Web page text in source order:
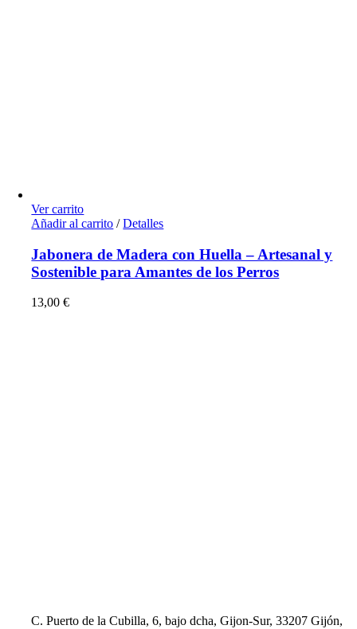
Ver carrito
Añadir al carrito / Detalles
Jabonera de Madera con Huella – Artesanal y
Sostenible para Amantes de los Perros
13,00€
C. Puerto de la Cubilla, 6, bajo dcha, Gijon-Sur, 33207 Gijón,